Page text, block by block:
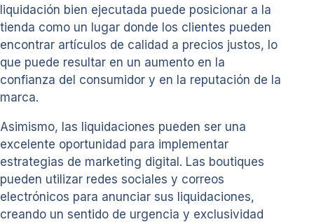
liquidación bien ejecutada puede posicionar a la
tienda como un lugar donde los clientes pueden
encontrar artículos de calidad a precios justos, lo
que puede resultar en un aumento en la
confianza del consumidor y en la reputación de la
marca.
Asimismo, las liquidaciones pueden ser una
excelente oportunidad para implementar
estrategias de marketing digital. Las boutiques
pueden utilizar redes sociales y correos
electrónicos para anunciar sus liquidaciones,
creando un sentido de urgencia y exclusividad